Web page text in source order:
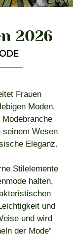
2026
Frauen
Moden.
Wesen
Eleganz.
Stilelemente
halten,
und
und wird
der Mode“